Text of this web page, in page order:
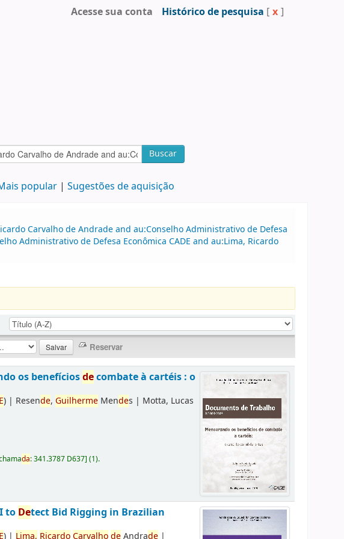
Acesse sua conta Histórico de pesquisa [ x ]
Buscar
popular Sugestões de aquisição
Carvalho de Andrade and au:Conselho Administrativo de Defesa
Administrativo de Defesa Econômica CADE and au:Lima, Ricardo
os benefíciosdecombate à cartéis : o
) | Resende,Guilherme Mendes | Motta, Lucas
da:341.3787 D637](1).
to Detect Bid Rigging in Brazilian